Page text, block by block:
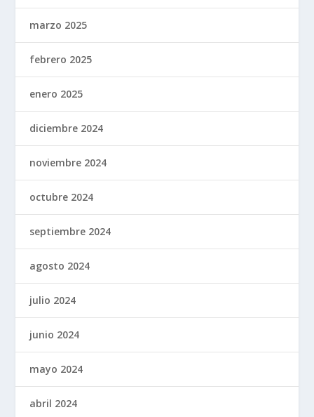
marzo 2025
febrero 2025
enero 2025
diciembre 2024
noviembre 2024
octubre 2024
septiembre 2024
agosto 2024
julio 2024
junio 2024
mayo 2024
abril 2024